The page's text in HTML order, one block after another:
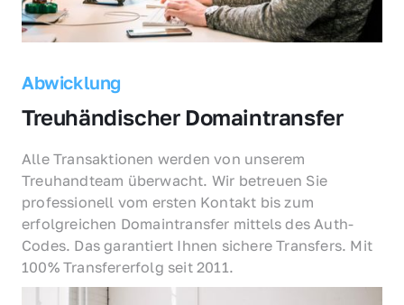
Abwicklung
Treuhändischer Domaintransfer
Alle Transaktionen werden von unserem
Treuhandteam überwacht. Wir betreuen Sie
professionell vom ersten Kontakt bis zum
erfolgreichen Domaintransfer mittels des Auth-
Codes. Das garantiert Ihnen sichere Transfers. Mit
100% Transfererfolg seit 2011.